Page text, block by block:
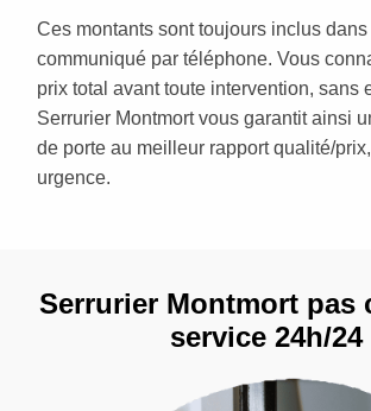
Ces montants sont toujours inclus
communiqué par téléphone. Vous
prix total avant toute intervention, sans
Serrurier Montmort vous garantit ainsi
de porte au meilleur rapport qualité/
urgence.
Serrurier Montmort pas
service 24h/24